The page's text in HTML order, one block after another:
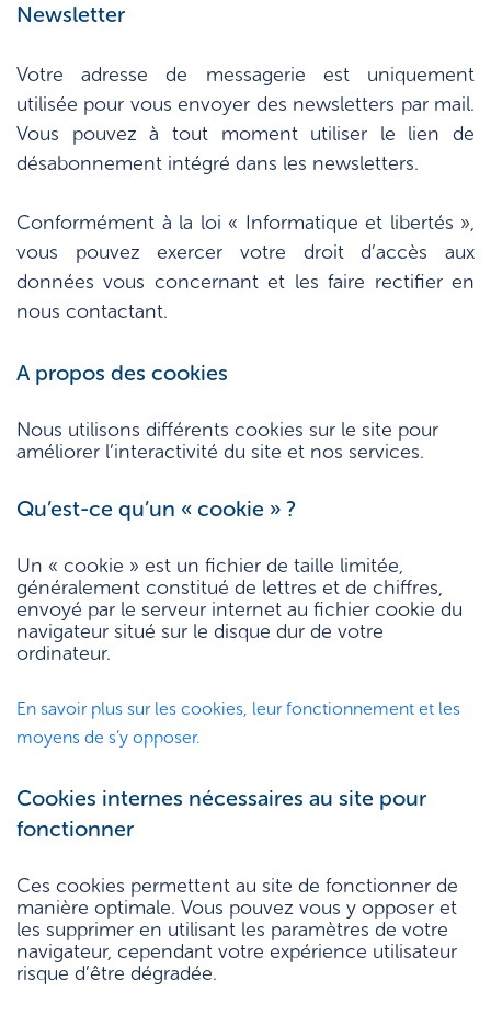
Newsletter
Votre adresse de messagerie est uniquement
utilisée pour vous envoyer des newsletters par mail.
Vous pouvez à tout moment utiliser le lien de
désabonnement intégré dans les newsletters.
Conformément à la loi « Informatique et libertés »,
vous pouvez exercer votre droit d’accès aux
données vous concernant et les faire rectifier en
nous contactant.
A propos des cookies
Nous utilisons différents cookies sur le site pour
améliorer l’interactivité du site et nos services.
Qu’est-ce qu’un « cookie » ?
Un « cookie » est un fichier de taille limitée,
généralement constitué de lettres et de chiffres,
envoyé par le serveur internet au fichier cookie du
navigateur situé sur le disque dur de votre
ordinateur.
En savoir plus sur les cookies, leur fonctionnement et les
moyens de s’y opposer.
Cookies internes nécessaires au site pour
fonctionner
Ces cookies permettent au site de fonctionner de
manière optimale. Vous pouvez vous y opposer et
les supprimer en utilisant les paramètres de votre
navigateur, cependant votre expérience utilisateur
risque d’être dégradée.